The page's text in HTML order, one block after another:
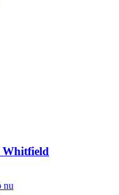
Whitfield
nu